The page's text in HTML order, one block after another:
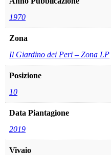
1970
Zona
Il Giardino dei Peri – Zona LP
Posizione
10
Data Piantagione
2019
Vivaio